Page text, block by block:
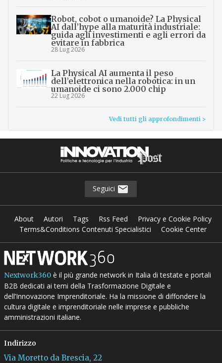
Robot, cobot o umanoide? La Physical
AI dall’hype alla maturità industriale:
guida agli investimenti e agli errori da
evitare in fabbrica
28 Lug 2026
La Physical AI aumenta il peso
dell’elettronica nella robotica: in un
umanoide ci sono 2.000 chip
22 Lug 2026
Vedi tutti gli approfondimenti >
Seguici
About Autori Tags Rss Feed
Privacy e Cookie Policy
Terms&Conditions Contenuti Specialistici
Cookie Center
Nextwork360è il più grande network in Italia di testate e portali
B2B dedicati ai temi della Trasformazione Digitale e
dell’Innovazione Imprenditoriale. Ha la missione di diffondere la
cultura digitale e imprenditoriale nelle imprese e pubbliche
amministrazioni italiane.
Indirizzo
Via Moretto da Brescia, 22